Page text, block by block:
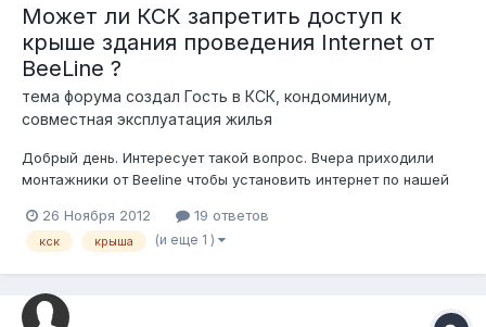
Может ли КСК запретить доступ к
крыше здания проведения Internet от
BeeLine ?
тема форума создал Гость в КСК, кондоминиум,
совместная эксплуатация жилья
Добрый день. Интересует такой вопрос. Вчера приходили
монтажники от Beeline чтобы установить интернет по нашей
кстати, сказал что не пустит монтажников на чердак,
мотивируя это тем, что до них приходили какие-то
26 Ноября 2012 19 ответов
кск крыша (и еще 1 )